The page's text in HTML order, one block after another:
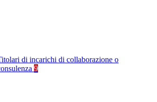
di incarichi di collaborazione o
9